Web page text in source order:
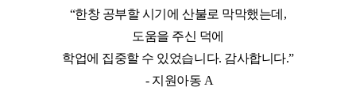
“한창 공부할 시기에 산불로 막막했는데 ,
도움을 주신 덕에
학업에 집중할 수 있었습니다. 감사합니다.”
- 지원아동 A